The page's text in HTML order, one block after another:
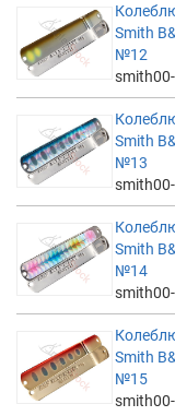
Smith
№12
Smith
№13
Smith
№14
Smith
№15